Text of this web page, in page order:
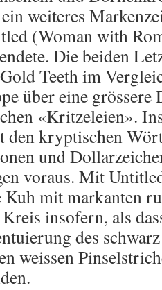
weiteres
(Woman with
Die beiden
Teeth im
über eine grössere
«Kritzeleien».
den kryptischen
und
voraus. Mit
Kuh mit markanten
insofern, als
des
weissen